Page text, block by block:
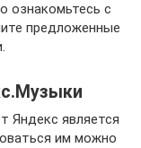
ознакомьтесь с
предложенные
Яндекс является
им можно